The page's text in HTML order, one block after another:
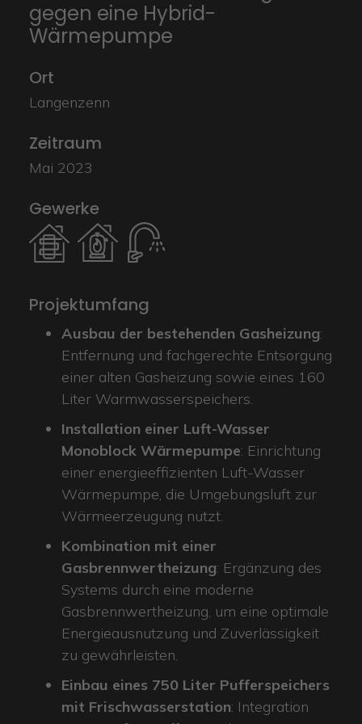
gegen eine Hybrid-
Wärmepumpe
Ort
Langenzenn
Zeitraum
Mai 2023
Gewerke
Projektumfang
Ausbau der bestehenden Gasheizung:
Entfernung und fachgerechte Entsorgung
einer alten Gasheizung sowie eines 160
Liter Warmwasserspeichers.
Installation einer Luft-Wasser
Monoblock Wärmepumpe: Einrichtung
einer energieeffizienten Luft-Wasser
Wärmepumpe, die Umgebungsluft zur
Wärmeerzeugung nutzt.
Kombination mit einer
Gasbrennwertheizung: Ergänzung des
Systems durch eine moderne
Gasbrennwertheizung, um eine optimale
Energieausnutzung und Zuverlässigkeit
zu gewährleisten.
Einbau eines 750 Liter Pufferspeichers
mit Frischwasserstation: Integration